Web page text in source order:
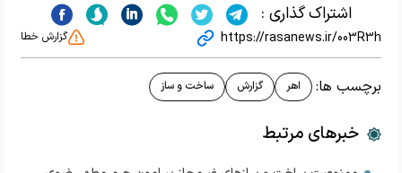
اشتراک گذاری :
https://rasanews.ir/003R3h گزارش خطا
برچسب ها: اهر گزارش ساخت و ساز
خبرهای مرتبط